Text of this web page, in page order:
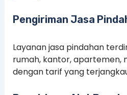
Pengiriman Jasa
Layanan jasa pindahan
rumah, kantor, apartemen,
dengan tarif yang